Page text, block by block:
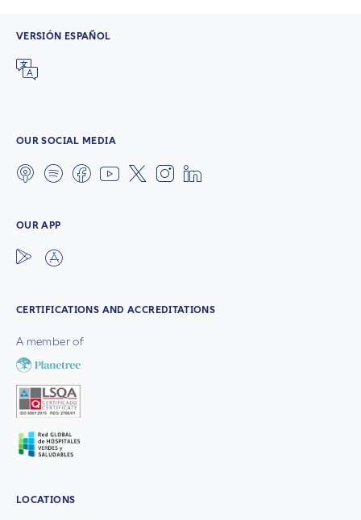
VERSIÓN ESPAÑOL
OUR SOCIAL MEDIA
OUR APP
CERTIFICATIONS AND ACCREDITATIONS
A member of
LOCATIONS